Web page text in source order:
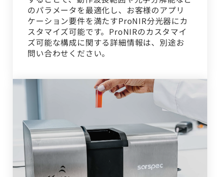
のパラメータを最適化し、お客様のアプリ
ケーション要件を満たすProNIR分光器にカ
スタマイズ可能です。ProNIRのカスタマイ
ズ可能な構成に関する詳細情報は、別途お
問い合わせください。